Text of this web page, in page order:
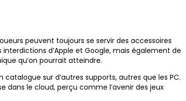
peuvent toujours se servir des accessoires
d’Apple et Google, mais également de
qu’on pourrait atteindre.
sur d’autres supports, autres que les PC.
dans le cloud, perçu comme l’avenir des jeux